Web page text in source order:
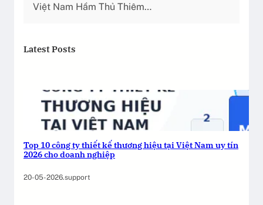
Việt Nam Hầm Thủ Thiêm…
Latest Posts
Top 10 công ty thiết kế thương hiệu tại Việt Nam uy tín
2026 cho doanh nghiệp
20-05-2026.support